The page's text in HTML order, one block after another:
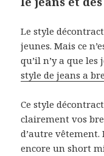
Le style
jeunes. Mais ce
qu’il n’y a que
style de jeans a
Ce style
clairement vos
d’autre
encore un short